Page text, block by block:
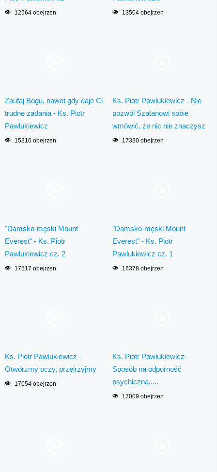
12564 obejrzen 13504 obejrzen
Zaufaj Bogu, nawet gdy daje Ci
trudne zadania - Ks. Piotr
Pawlukiewicz
15316 obejrzen
Ks. Piotr Pawlukiewicz - Nie
pozwól Szatanowi sobie
wmówić, że nic nie znaczysz
17330 obejrzen
"Damsko-męski Mount
Everest" - Ks. Piotr
Pawlukiewicz cz. 2
17517 obejrzen
"Damsko-męski Mount
Everest" - Ks. Piotr
Pawlukiewicz cz. 1
16378 obejrzen
Ks. Piotr Pawlukiewicz -
Otwórzmy oczy, przejrzyjmy
17054 obejrzen
Ks. Piotr Pawlukiewicz-
Sposób na odporność
psychiczną.....
17009 obejrzen